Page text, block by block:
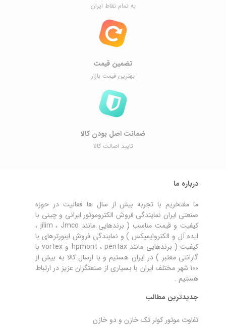
به تمام نقاط ایران
تضمین قیمت
بهترین قیمت بازار
ضمانت اصل ‌بودن کالا
تایید اصالت کالا
درباره ما
ما مفتخریم با تجربه بیش از سال ها فعالیت در حوزه
صنعتی ایران نمایندگی فروش الکتروموتور ایرانی و چینی با
کیفیت و قیمت مناسب ( برندهایی مانند jilim ، Jmco ،
ایده آل و الکتروایمپکس ) و نمایندگی فروش اینورترهای با
کیفیت ( برندهایی مانند hpmont ، pentax و vortex با
گارانتی معتبر ) در ایران هستیم و با ارسال کالا به بیش از
100 شهر مختلف ایران با بسیاری از صنعتگران عزیز در ارتباط
هستیم .
جدیدترین مطالب
تفاوت موتور کولر تک خازن و دو خازن